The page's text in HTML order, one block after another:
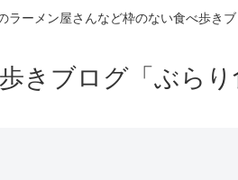
ラーメン屋さんなど枠のない食べ歩き
きブログ「ぶら